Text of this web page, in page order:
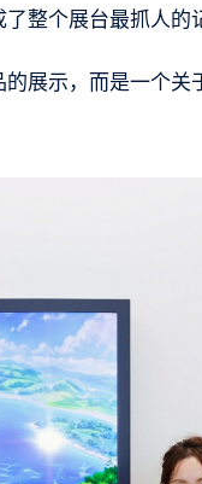
整个展台最抓人的
展示，而是一个